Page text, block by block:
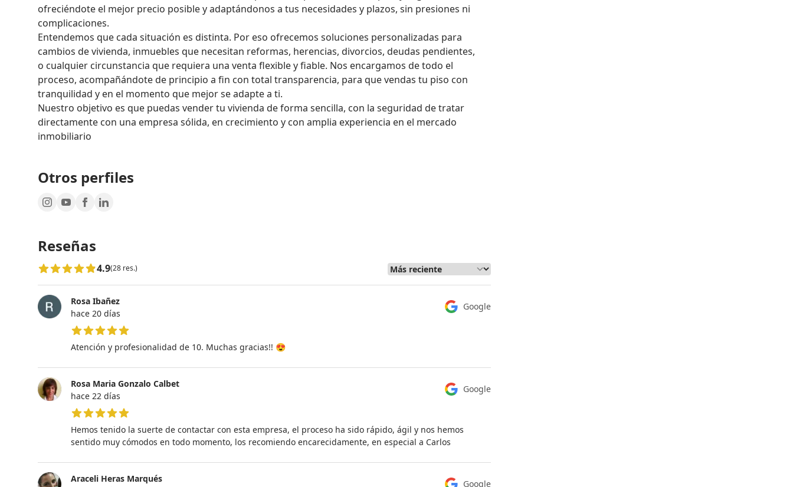
ofreciéndote el mejor precio posible y adaptándonos a tus necesidades y plazos, sin presiones ni
complicaciones.
Entendemos que cada situación es distinta. Por eso ofrecemos soluciones personalizadas para
cambios de vivienda, inmuebles que necesitan reformas, herencias, divorcios, deudas pendientes,
o cualquier circunstancia que requiera una venta flexible y fiable. Nos encargamos de todo el
proceso, acompañándote de principio a fin con total transparencia, para que vendas tu piso con
tranquilidad y en el momento que mejor se adapte a ti.
Nuestro objetivo es que puedas vender tu vivienda de forma sencilla, con la seguridad de tratar
directamente con una empresa sólida, en crecimiento y con amplia experiencia en el mercado
inmobiliario
Otros perfiles
Reseñas
4.9(28 res.)
Google
Rosa Ibañez
hace 20 días
5 de 5 estrellas
Atención y profesionalidad de 10. Muchas gracias!! 😍
Google
Rosa Maria Gonzalo Calbet
hace 22 días
5 de 5 estrellas
Hemos tenido la suerte de contactar con esta empresa, el proceso ha sido rápido, ágil y nos hemos
sentido muy cómodos en todo momento, los recomiendo encarecidamente, en especial a Carlos
Google
Araceli Heras Marqués